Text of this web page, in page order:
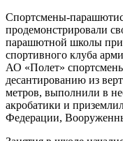
Спортсмены-
продемонстрировали
парашютной школы при
спортивного клуба
АО «Полет»
десантированию из
метров, выполнили в
акробатики и
Федерации,